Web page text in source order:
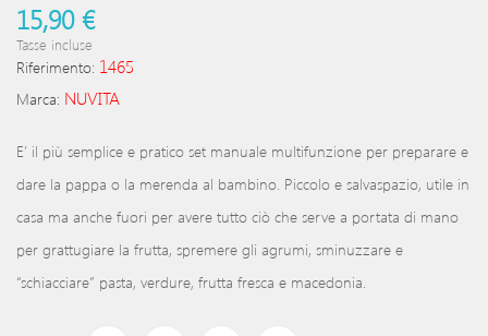
15,90 €
Tasse incluse
Riferimento: 1465
Marca: NUVITA
E’ il più semplice e pratico set manuale multifunzione per preparare e
dare la pappa o la merenda al bambino. Piccolo e salvaspazio, utile in
casa ma anche fuori per avere tutto ciò che serve a portata di mano
per grattugiare la frutta, spremere gli agrumi, sminuzzare e
“schiacciare” pasta, verdure, frutta fresca e macedonia.